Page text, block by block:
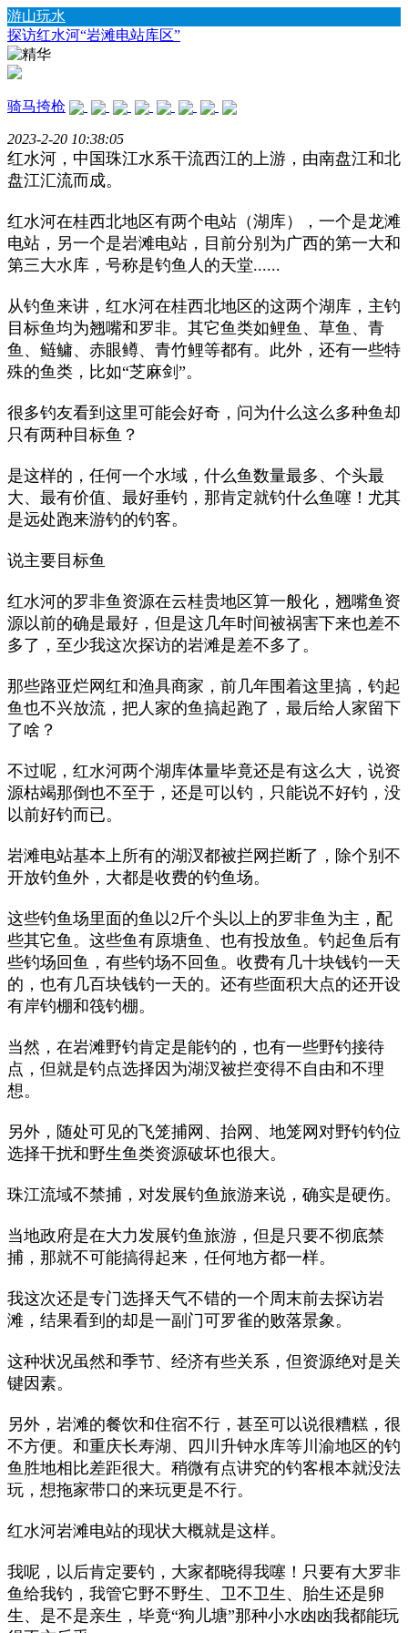
游山玩水
探访红水河“岩滩电站库区”
骑马挎枪
2023-2-20 10:38:05
红水河，中国珠江水系干流西江的上游，由南盘江和北
盘江汇流而成。
红水河在桂西北地区有两个电站（湖库），一个是龙滩
电站，另一个是岩滩电站，目前分别为广西的第一大和
第三大水库，号称是钓鱼人的天堂......
从钓鱼来讲，红水河在桂西北地区的这两个湖库，主钓
目标鱼均为翘嘴和罗非。其它鱼类如鲤鱼、草鱼、青
鱼、鲢鳙、赤眼鳟、青竹鲤等都有。此外，还有一些特
殊的鱼类，比如“芝麻剑”。
很多钓友看到这里可能会好奇，问为什么这么多种鱼却
只有两种目标鱼？
是这样的，任何一个水域，什么鱼数量最多、个头最
大、最有价值、最好垂钓，那肯定就钓什么鱼噻！尤其
是远处跑来游钓的钓客。
说主要目标鱼
红水河的罗非鱼资源在云桂贵地区算一般化，翘嘴鱼资
源以前的确是最好，但是这几年时间被祸害下来也差不
多了，至少我这次探访的岩滩是差不多了。
那些路亚烂网红和渔具商家，前几年围着这里搞，钓起
鱼也不兴放流，把人家的鱼搞起跑了，最后给人家留下
了啥？
不过呢，红水河两个湖库体量毕竟还是有这么大，说资
源枯竭那倒也不至于，还是可以钓，只能说不好钓，没
以前好钓而已。
岩滩电站基本上所有的湖汊都被拦网拦断了，除个别不
开放钓鱼外，大都是收费的钓鱼场。
这些钓鱼场里面的鱼以2斤个头以上的罗非鱼为主，配
些其它鱼。这些鱼有原塘鱼、也有投放鱼。钓起鱼后有
些钓场回鱼，有些钓场不回鱼。收费有几十块钱钓一天
的，也有几百块钱钓一天的。还有些面积大点的还开设
有岸钓棚和筏钓棚。
当然，在岩滩野钓肯定是能钓的，也有一些野钓接待
点，但就是钓点选择因为湖汊被拦变得不自由和不理
想。
另外，随处可见的飞笼捕网、抬网、地笼网对野钓钓位
选择干扰和野生鱼类资源破坏也很大。
珠江流域不禁捕，对发展钓鱼旅游来说，确实是硬伤。
当地政府是在大力发展钓鱼旅游，但是只要不彻底禁
捕，那就不可能搞得起来，任何地方都一样。
我这次还是专门选择天气不错的一个周末前去探访岩
滩，结果看到的却是一副门可罗雀的败落景象。
这种状况虽然和季节、经济有些关系，但资源绝对是关
键因素。
另外，岩滩的餐饮和住宿不行，甚至可以说很糟糕，很
不方便。和重庆长寿湖、四川升钟水库等川渝地区的钓
鱼胜地相比差距很大。稍微有点讲究的钓客根本就没法
玩，想拖家带口的来玩更是不行。
红水河岩滩电站的现状大概就是这样。
我呢，以后肯定要钓，大家都晓得我噻！只要有大罗非
鱼给我钓，我管它野不野生、卫不卫生、胎生还是卵
生、是不是亲生，毕竟“狗儿塘”那种小水凼凼我都能玩